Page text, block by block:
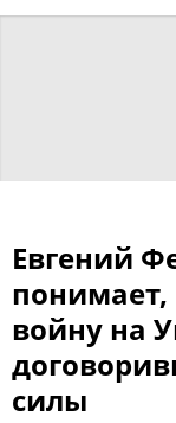
Евгений
понимает,
войну на
силы